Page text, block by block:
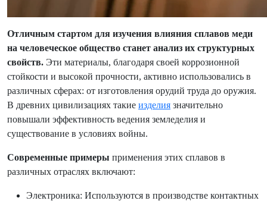
Отличным стартом для изучения влияния сплавов меди
на человеческое общество станет анализ их структурных
свойств. Эти материалы, благодаря своей коррозионной
стойкости и высокой прочности, активно использовались в
различных сферах: от изготовления орудий труда до оружия.
В древних цивилизациях такие изделия значительно
повышали эффективность ведения земледелия и
существование в условиях войны.
Современные примеры применения этих сплавов в
различных отраслях включают:
Электроника: Используются в производстве контактных